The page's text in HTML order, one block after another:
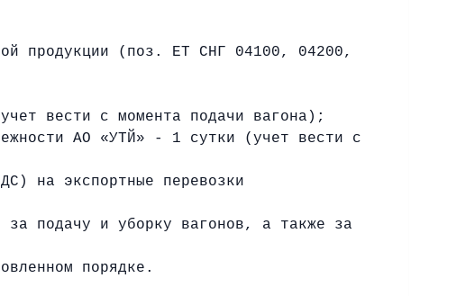
продукции (поз. ЕТ СНГ 04100, 04200,
вести с момента подачи вагона);
АО «УТЙ» - 1 сутки (учет вести с
на экспортные перевозки
за подачу и уборку вагонов, а также за
порядке.